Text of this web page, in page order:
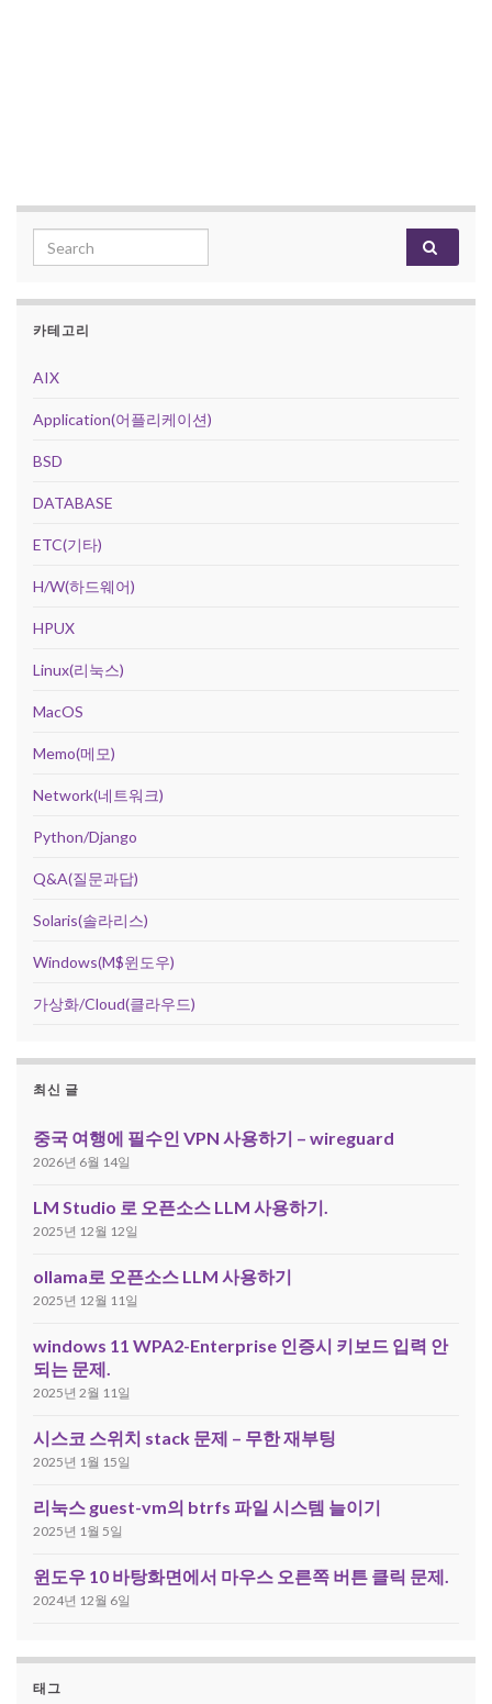
Search for:
카테고리
AIX
Application(어플리케이션)
BSD
DATABASE
ETC(기타)
H/W(하드웨어)
HPUX
Linux(리눅스)
MacOS
Memo(메모)
Network(네트워크)
Python/Django
Q&A(질문과답)
Solaris(솔라리스)
Windows(M$윈도우)
가상화/Cloud(클라우드)
최신 글
중국 여행에 필수인 VPN 사용하기 – wireguard
2026년 6월 14일
LM Studio 로 오픈소스 LLM 사용하기.
2025년 12월 12일
ollama로 오픈소스 LLM 사용하기
2025년 12월 11일
windows 11 WPA2-Enterprise 인증시 키보드 입력 안
되는 문제.
2025년 2월 11일
시스코 스위치 stack 문제 – 무한 재부팅
2025년 1월 15일
리눅스 guest-vm의 btrfs 파일 시스템 늘이기
2025년 1월 5일
윈도우 10 바탕화면에서 마우스 오른쪽 버튼 클릭 문제.
2024년 12월 6일
태그